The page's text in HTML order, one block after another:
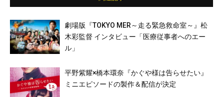
劇場版『TOKYO MER～走る緊急救命室～』松
木彩監督 インタビュー「医療従事者へのエー
ル」
平野紫耀×橋本環奈『かぐや様は告らせたい』
ミニエピソードの製作＆配信が決定